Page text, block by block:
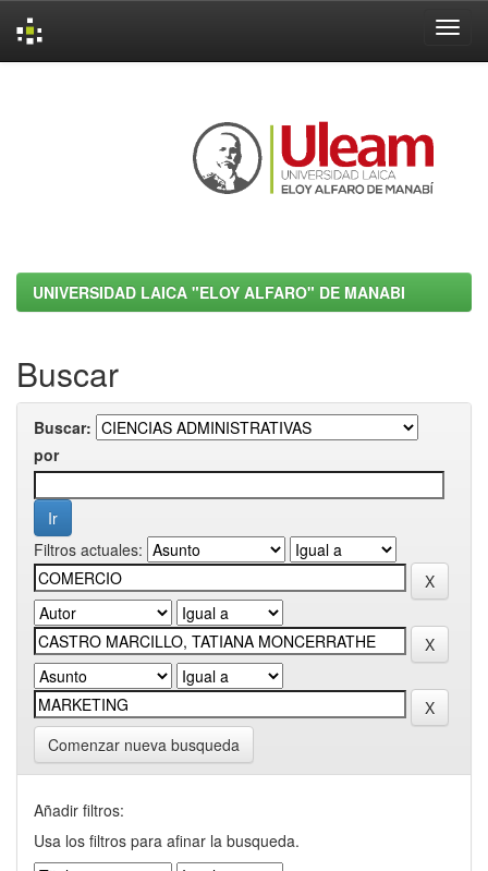
UNIVERSIDAD LAICA "ELOY ALFARO" DE MANABI
Buscar
Buscar:
por
Filtros actuales:
Comenzar nueva busqueda
Añadir filtros:
Usa los filtros para afinar la busqueda.